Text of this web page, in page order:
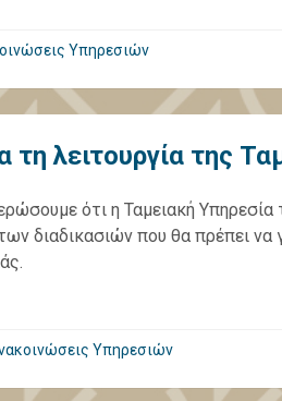
Υπηρεσιών
τη λειτουργία της
ότι η Ταμειακή
διαδικασιών που θα πρέπει
Υπηρεσιών